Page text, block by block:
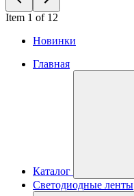
Item 1 of 12
Новинки
Главная
Каталог
Светодиодные ленты